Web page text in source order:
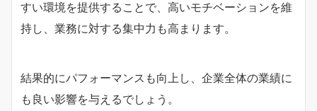
すい環境を提供することで、高いモチベーションを維
持し、業務に対する集中力も高まります。
結果的にパフォーマンスも向上し、企業全体の業績に
も良い影響を与えるでしょう。